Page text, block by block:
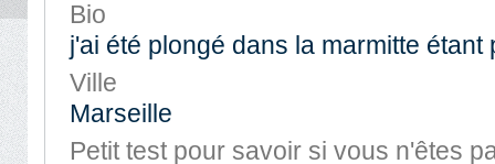
Bio
j'ai été plongé dans la marmitte étant
Ville
Marseille
Petit test pour savoir si vous n'êtes